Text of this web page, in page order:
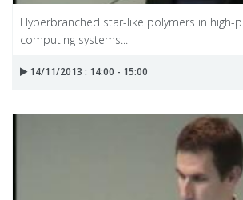
Hyperbranched star-like polymers in high-
computing systems...
14/11/2013 : 14:00 - 15:00